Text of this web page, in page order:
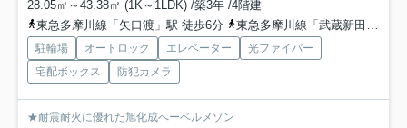
28.05㎡～43.38㎡ (1K～1LDK) /築3年 /4階建
東急多摩川線「矢口渡」駅 徒歩6分
東急多摩川線「武蔵新田」駅 徒歩10分
駐輪場 オートロック エレベーター
光ファイバー
宅配ボックス
防犯カメラ
★耐震耐火に優れた旭化成へーベルメゾン